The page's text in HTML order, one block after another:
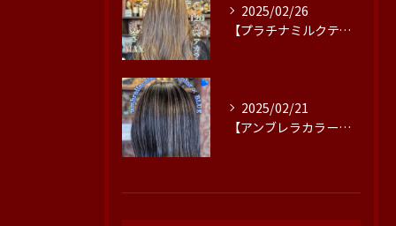
2025/02/26
【プラチナミルクティー🤎】
2025/02/21
【アンブレラカラー×エンドカラー×ブルー】